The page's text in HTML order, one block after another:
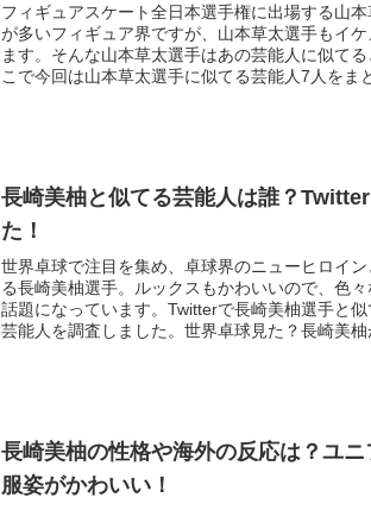
フィギュアスケート全日本選手権に出場する山
が多いフィギュア界ですが、山本草太選手もイ
ます。そんな山本草太選手はあの芸能人に似て
こで今回は山本草太選手に似てる芸能人7人をま
長崎美柚と似てる芸能人は誰？
た！
世界卓球で注目を集め、卓球界のニューヒロイ
る長崎美柚選手。ルックスもかわいいので、色
話題になっています。Twitterで長崎美柚選手と
芸能人を調査しました。世界卓球見た？長崎美柚
長崎美柚の性格や海外の反応は？ユ
服姿がかわいい！